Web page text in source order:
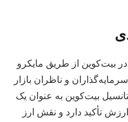
بیت‌کوین از طریق مایکرو
و ناظران بازار
بیت‌کوین به عنوان یک
تأکید دارد و نقش ارز